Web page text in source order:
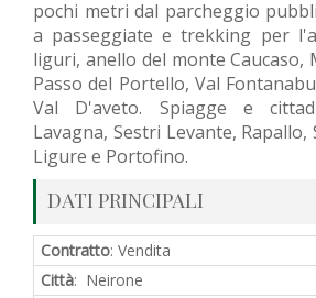
pochi metri dal parcheggio
a passeggiate e trekking per
liguri, anello del monte Caucaso,
Passo del Portello, Val
Val D'aveto. Spiagge e
Lavagna, Sestri Levante,
Ligure e Portofino.
DATI PRINCIPALI
Contratto: Vendita
Città: Neirone